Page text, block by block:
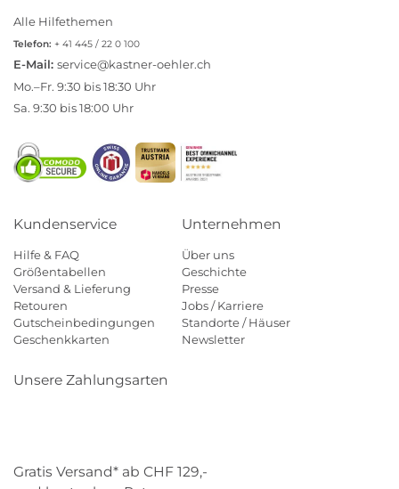
Alle Hilfethemen
Telefon: + 41 445 / 22 0 100
E-Mail: service@kastner-oehler.ch
Mo.–Fr. 9:30 bis 18:30 Uhr
Sa. 9:30 bis 18:00 Uhr
Kundenservice
Hilfe & FAQ
Größentabellen
Versand & Lieferung
Retouren
Gutscheinbedingungen
Geschenkkarten
Unternehmen
Über uns
Geschichte
Presse
Jobs / Karriere
Standorte / Häuser
Newsletter
Unsere Zahlungsarten
Gratis Versand* ab CHF 129,-